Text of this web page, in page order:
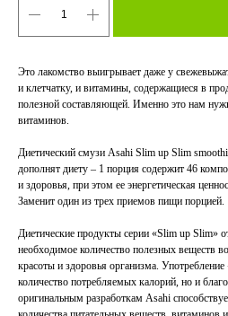
Это лакомство выигрывает даже у
и клетчатку, и витамины, содержащиеся в
полезной составляющей. Именно это нам
витаминов.
Диетический смузи Asahi Slim up Slim
дополнят диету – 1 порция содержит 46
и здоровья, при этом ее энергетическая
Заменит один из трех приемов пищи порцией.
Диетические продукты серии «Slim up Slim»
необходимое количество полезных веществ
красоты и здоровья организма.
количество потребляемых калорий, но и
оригинальным разработкам Asahi